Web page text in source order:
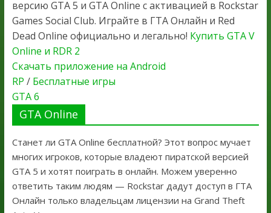
версию GTA 5 и GTA Online с активацией в Rockstar
Games Social Club. Играйте в ГТА Онлайн и Red
Dead Online официально и легально! Купить GTA V
Online и RDR 2
Скачать приложение на Android
RP / Бесплатные игры
GTA 6
GTA Online
Станет ли GTA Online бесплатной? Этот вопрос мучает
многих игроков, которые владеют пиратской версией
GTA 5 и хотят поиграть в онлайн. Можем уверенно
ответить таким людям — Rockstar дадут доступ в ГТА
Онлайн только владельцам лицензии на Grand Theft